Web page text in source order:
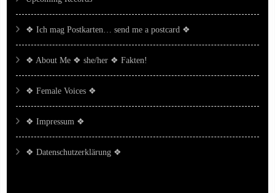
❖ Ich mag Postkarten… send me a postcard ❖
❖ About Me ❖ she/her ❖ Fakten!
❖ Female Voices ❖
❖ Impressum ❖
❖ Datenschutzerklärung ❖